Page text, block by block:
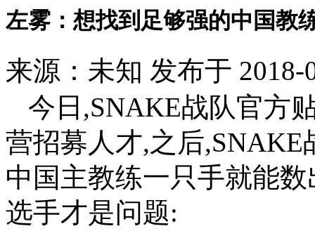
左雾：想找到足够强的中国教
来源：未知 发布于
今日,SNAKE战队官方
营招募人才,之后
中国主教练一只手就能
选手才是问题: